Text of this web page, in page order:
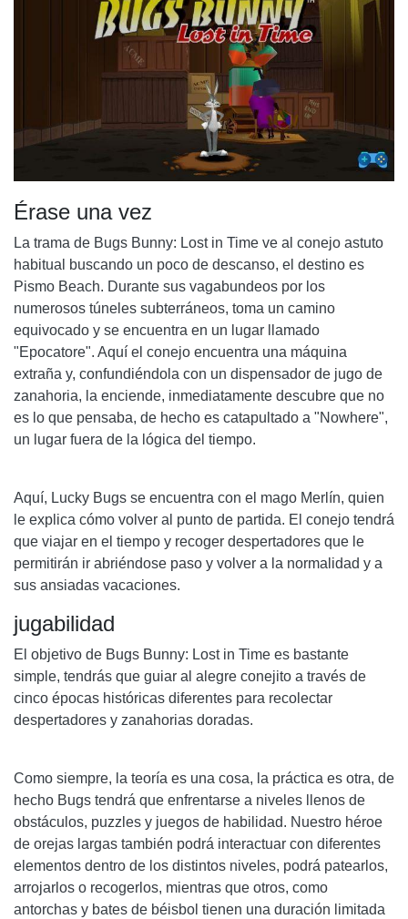
Érase una vez
La trama de Bugs Bunny: Lost in Time ve al conejo astuto
habitual buscando un poco de descanso, el destino es
Pismo Beach. Durante sus vagabundeos por los
numerosos túneles subterráneos, toma un camino
equivocado y se encuentra en un lugar llamado
"Epocatore". Aquí el conejo encuentra una máquina
extraña y, confundiéndola con un dispensador de jugo de
zanahoria, la enciende, inmediatamente descubre que no
es lo que pensaba, de hecho es catapultado a "Nowhere",
un lugar fuera de la lógica del tiempo.
Aquí, Lucky Bugs se encuentra con el mago Merlín, quien
le explica cómo volver al punto de partida. El conejo tendrá
que viajar en el tiempo y recoger despertadores que le
permitirán ir abriéndose paso y volver a la normalidad y a
sus ansiadas vacaciones.
jugabilidad
El objetivo de Bugs Bunny: Lost in Time es bastante
simple, tendrás que guiar al alegre conejito a través de
cinco épocas históricas diferentes para recolectar
despertadores y zanahorias doradas.
Como siempre, la teoría es una cosa, la práctica es otra, de
hecho Bugs tendrá que enfrentarse a niveles llenos de
obstáculos, puzzles y juegos de habilidad. Nuestro héroe
de orejas largas también podrá interactuar con diferentes
elementos dentro de los distintos niveles, podrá patearlos,
arrojarlos o recogerlos, mientras que otros, como
antorchas y bates de béisbol tienen una duración limitada